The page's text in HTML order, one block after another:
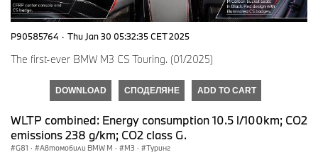
P90585764 · Thu Jan 30 05:32:35 CET 2025
The first-ever BMW M3 CS Touring. (01/2025)
DOWNLOAD СПОДЕЛЯНЕ ADD TO CART
WLTP combined: Energy consumption 10.5 l/100km; CO2
emissions 238 g/km; CO2 class G.
G81 · Автомобили BMW M · M3 · Туринг